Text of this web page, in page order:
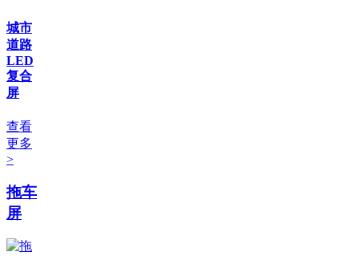
城市
道路
LED
复合
屏
查看
更多
>
拖车
屏